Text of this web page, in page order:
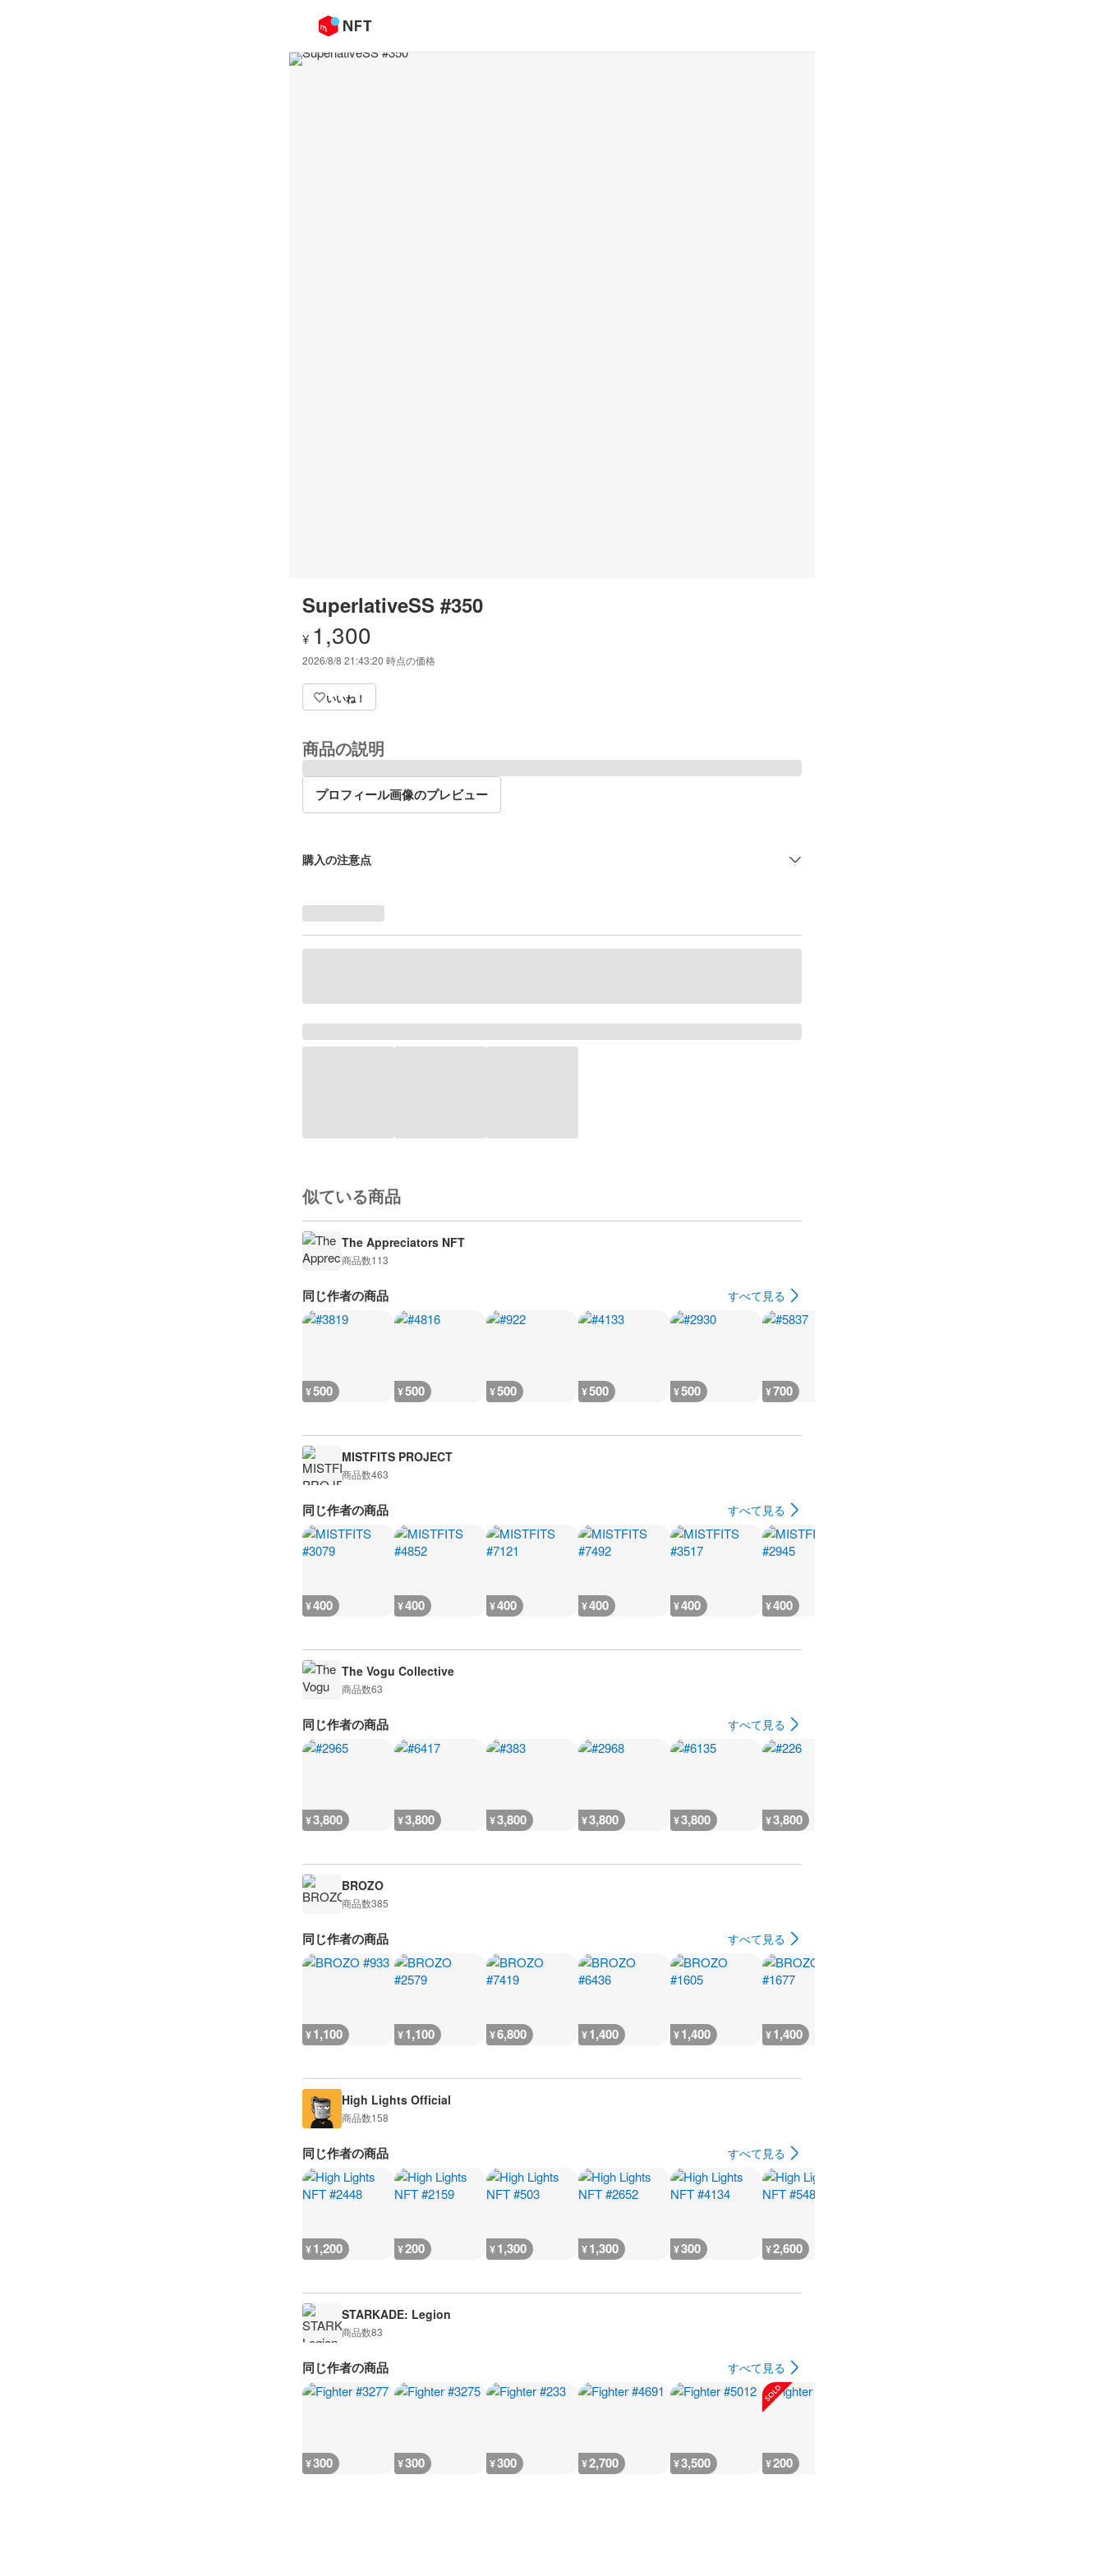
SuperlativeSS #350
¥ 1,300
2026/8/8 21:43:20 時点の価格
いいね！
商品の説明
プロフィール画像のプレビュー
購入の注意点
似ている商品
The Appreciators NFT
商品数113
同じ作者の商品 すべて見る
¥500 ¥500 ¥500 ¥500 ¥500 ¥700
MISTFITS PROJECT
商品数463
同じ作者の商品 すべて見る
¥400 ¥400 ¥400 ¥400 ¥400 ¥400
The Vogu Collective
商品数63
同じ作者の商品 すべて見る
¥3,800 ¥3,800 ¥3,800 ¥3,800 ¥3,800 ¥3,800
BROZO
商品数385
同じ作者の商品 すべて見る
¥1,100 ¥1,100 ¥6,800 ¥1,400 ¥1,400 ¥1,400
High Lights Official
商品数158
同じ作者の商品 すべて見る
¥1,200 ¥200 ¥1,300 ¥1,300 ¥300 ¥2,600
STARKADE: Legion
商品数83
同じ作者の商品 すべて見る
¥300 ¥300 ¥300 ¥2,700 ¥3,500 ¥200